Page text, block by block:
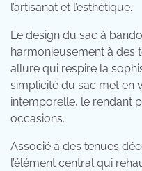
l’artisanat et l’esthétique.
Le design du sac à
harmonieusement à des
allure qui respire la
simplicité du sac met en
intemporelle, le rendant
occasions.
Associé à des tenues
l’élément central qui